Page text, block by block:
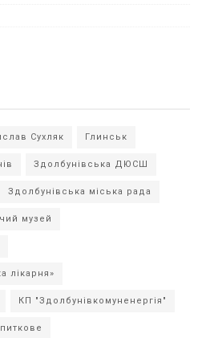
Сухляк Глинськ
Здолбунівська ДЮСШ
Здолбунівська міська рада
музей
лікарня»
КП "Здолбунівкомуненергія"